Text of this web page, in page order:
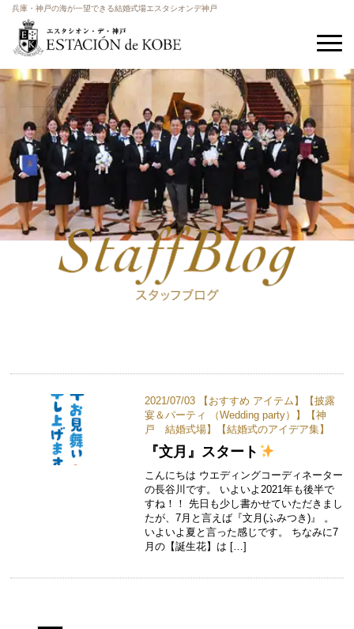
兵庫・神戸の海が一望できる結婚式場エスタシオンデ神戸
2021/07/03 【 おすすめ アイテム 】【披露
宴＆パーティ （Wedding party）
】【神
戸 結婚式場】【結婚式のアイデア集】
『文月』スタート
こんにちは ウエディングコーディネーター
の長谷川です。 いよいよ2021年も後半で
すね！！ 先日も少し書かせていただきまし
たが、7月と言えば『文月(ふみつき)』 。
いよいよ夏と言った感じです。 ちなみに7
月の【誕生花】は […]